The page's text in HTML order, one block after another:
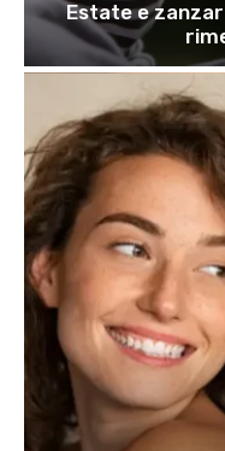
Estate e